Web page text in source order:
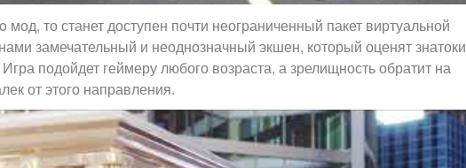
то станет доступен почти неограниченный пакет виртуальной
замечательный и неоднозначный экшен, который оценят знатоки
подойдет геймеру любого возраста, а зрелищность обратит на
от этого направления.